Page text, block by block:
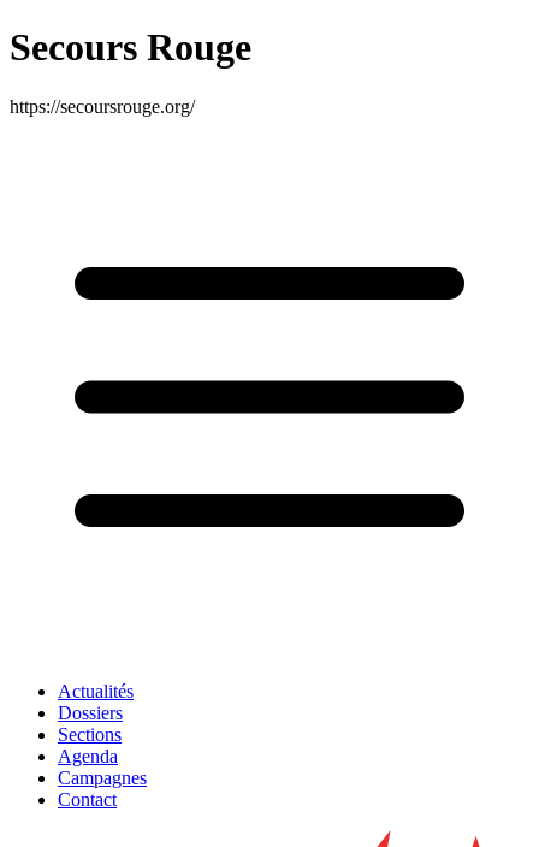
Secours Rouge
https://secoursrouge.org/
Actualités
Dossiers
Sections
Agenda
Campagnes
Contact